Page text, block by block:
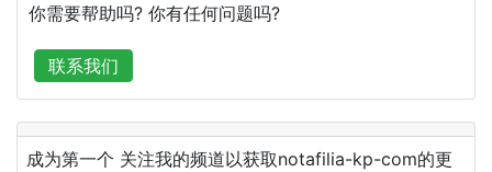
你需要帮助吗? 你有任何问题吗?
联系我们
成为第一个 关注我的频道以获取notafilia-kp-com的更